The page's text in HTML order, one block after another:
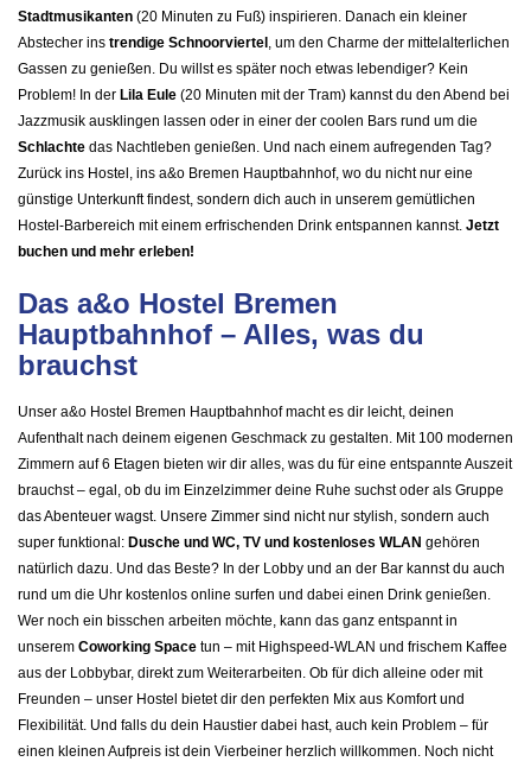
Stadtmusikanten (20 Minuten zu Fuß) inspirieren. Danach ein kleiner
Abstecher ins trendige Schnoorviertel , um den Charme der mittelalterlichen
Gassen zu genießen. Du willst es später noch etwas lebendiger? Kein
Problem! In der Lila Eule (20 Minuten mit der Tram) kannst du den Abend bei
Jazzmusik ausklingen lassen oder in einer der coolen Bars rund um die
Schlachte das Nachtleben genießen. Und nach einem aufregenden Tag?
Zurück ins Hostel, ins a&o Bremen Hauptbahnhof, wo du nicht nur eine
günstige Unterkunft findest, sondern dich auch in unserem gemütlichen
Hostel-Barbereich mit einem erfrischenden Drink entspannen kannst. Jetzt
buchen und mehr erleben!
Das a&o Hostel Bremen
Hauptbahnhof – Alles, was du
brauchst
Unser a&o Hostel Bremen Hauptbahnhof macht es dir leicht, deinen
Aufenthalt nach deinem eigenen Geschmack zu gestalten. Mit 100 modernen
Zimmern auf 6 Etagen bieten wir dir alles, was du für eine entspannte Auszeit
brauchst – egal, ob du im Einzelzimmer deine Ruhe suchst oder als Gruppe
das Abenteuer wagst. Unsere Zimmer sind nicht nur stylish, sondern auch
super funktional: Dusche und WC, TV und kostenloses WLAN gehören
natürlich dazu. Und das Beste? In der Lobby und an der Bar kannst du auch
rund um die Uhr kostenlos online surfen und dabei einen Drink genießen.
Wer noch ein bisschen arbeiten möchte, kann das ganz entspannt in
unserem Coworking Space tun – mit Highspeed-WLAN und frischem Kaffee
aus der Lobbybar, direkt zum Weiterarbeiten. Ob für dich alleine oder mit
Freunden – unser Hostel bietet dir den perfekten Mix aus Komfort und
Flexibilität. Und falls du dein Haustier dabei hast, auch kein Problem – für
einen kleinen Aufpreis ist dein Vierbeiner herzlich willkommen. Noch nicht